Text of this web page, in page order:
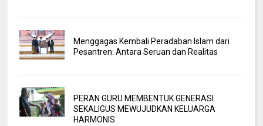
Menggagas Kembali Peradaban Islam dari
Pesantren: Antara Seruan dan Realitas
PERAN GURU MEMBENTUK GENERASI
SEKALIGUS MEWUJUDKAN KELUARGA
HARMONIS